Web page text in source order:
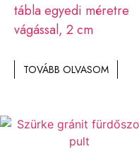
tábla egyedi méretre
vágással, 2 cm
TOVÁBB OLVASOM